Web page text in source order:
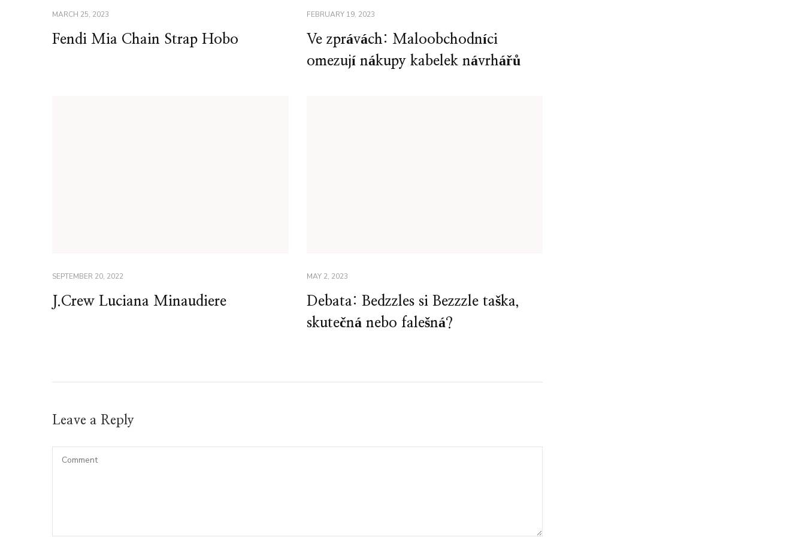
MARCH 25, 2023
Fendi Mia Chain Strap Hobo
FEBRUARY 19, 2023
Ve zprávách: Maloobchodníci
omezují nákupy kabelek návrhářů
SEPTEMBER 20, 2022
J.Crew Luciana Minaudiere
MAY 2, 2023
Debata: Bedzzles si Bezzzle taška,
skutečná nebo falešná?
Leave a Reply